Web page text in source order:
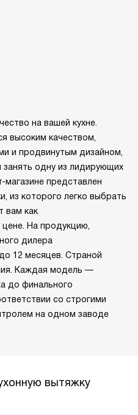
на вашей кухне.
высоким качеством,
и продвинутым дизайном,
одну из лидирующих
магазине представлен
из которого легко выбрать
вам как
На продукцию,
дилера
12 месяцев. Страной
Каждая модель —
до финального
со строгими
на одном заводе
вытяжку